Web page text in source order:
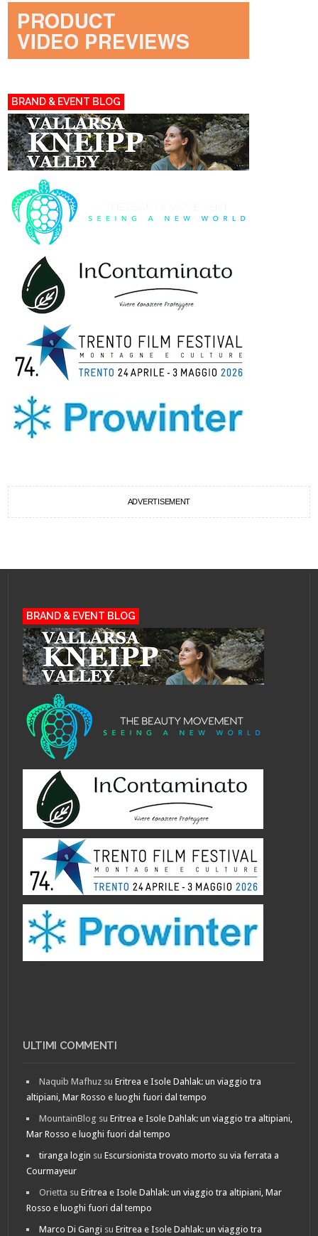
BRAND & EVENT BLOG
ADVERTISEMENT
BRAND & EVENT BLOG
ULTIMI COMMENTI
Naquib Mafhuz suEritrea e Isole Dahlak: un viaggio tra
altipiani, Mar Rosso e luoghi fuori dal tempo
MountainBlog suEritrea e Isole Dahlak: un viaggio tra altipiani,
Mar Rosso e luoghi fuori dal tempo
tiranga login suEscursionista trovato morto su via ferrata a
Courmayeur
Orietta suEritrea e Isole Dahlak: un viaggio tra altipiani, Mar
Rosso e luoghi fuori dal tempo
Marco Di Gangi suEritrea e Isole Dahlak: un viaggio tra